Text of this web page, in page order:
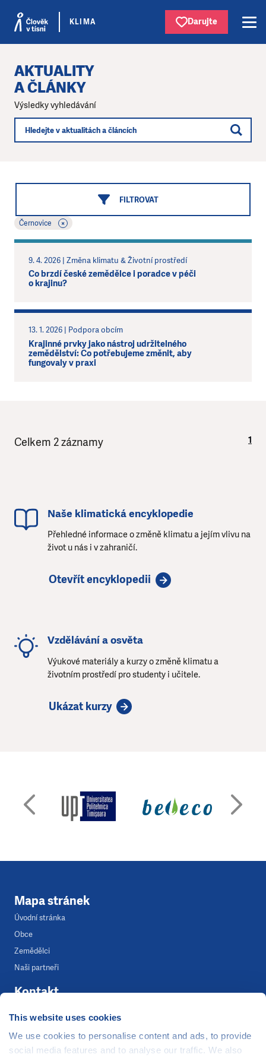
This website uses cookies
We use cookies to personalise content and ads, to provide
social media features and to analyse our traffic. We also
KLIMA Darujte
AKTUALITY
A ČLÁNKY
Výsledky vyhledávání
FILTROVAT
Černovice ×
9. 4. 2026 | Změna klimatu & Životní prostředí
Co brzdí české zemědělce i poradce v péči
o krajinu?
13. 1. 2026 | Podpora obcím
Krajinné prvky jako nástroj udržitelného
zemědělství: Co potřebujeme změnit, aby
fungovaly v praxi
Celkem 2 záznamy 1
Naše klimatická encyklopedie
Přehledné informace o změně klimatu a jejím vlivu na
život u nás i v zahraničí.
Otevřít encyklopedii
Vzdělávání a osvěta
Výukové materiály a kurzy o změně klimatu a
životním prostředí pro studenty i učitele.
Ukázat kurzy
Mapa stránek
Úvodní stránka
Obce
Zemědělci
Naši partneři
Kontakt
Tereza Ocetková
Mediální koordinátorka
+420 739 283 983